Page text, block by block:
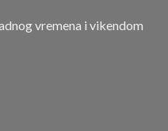
vremena i vikendom